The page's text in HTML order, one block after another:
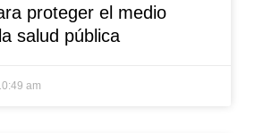
proteger el medio
salud pública
am